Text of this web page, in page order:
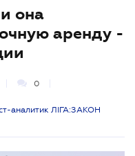
она
аренду -
0
аналитик ЛІГА:ЗАКОН